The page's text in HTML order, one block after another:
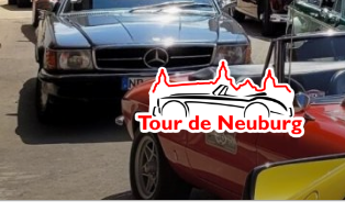
Zum
Inhalt
springen